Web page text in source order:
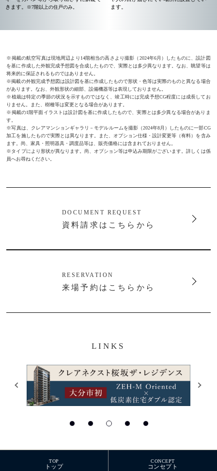
きます。
※7階以上の住戸のみ。
ます。
※掲載の航空写真は現地周辺より14階相当の高さより撮影（2024年6月）したものに、設計図
を基に作成した外観完成予想図を合成したもので、実際とは多少異なります。なお、眺望等は
将来的に保証されるものではありません。
※掲載の外観完成予想図は設計図を基に作成したもので形状・色等は実際のものと異なる場合
があります。なお、外観形状の細部、設備機器等は表現しておりません。
※植栽は特定の季節の状況を示すものではなく、竣工時には完成予想CG程度には成長してお
りません。また、樹種等は変更となる場合があります。
※掲載の1階平面イラストは設計図を基に作成したもので、実際とは多少異なる場合がありま
す。
※写真は、クレアマンションギャラリ－モデルルームを撮影（2024年8月）したものに一部CG
加工を施したもので実際とは異なります。また、オプション仕様・設計変更等（有料）を含み
ます。尚、家具・照明器具・調度品等は、販売価格には含まれておりません。
※タイプにより形状が異なります。尚、オプション等は申込み期限がございます。詳しくは係
員へお尋ねください。
DOCUMENT REQUEST
資料請求はこちらから
RESERVATION
来場予約はこちらから
LINKS
TOP
トップ
CONCEPT
コンセプト